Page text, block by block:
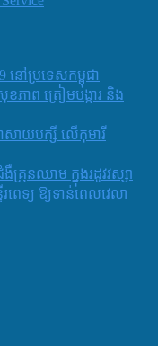
នៅប្រទេសកម្ពុជា
ខភាព ត្រៀមបង្ការ និង
សាយបក្សី លើកុមារី
គ្រុនឈាម ក្នុងរដូវវស្សា
ពេទ្យ ឱ្យទាន់ពេលវេលា